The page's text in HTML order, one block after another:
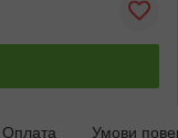
Оплата Умови